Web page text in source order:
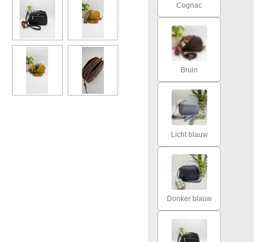
Cognac
Bruin
Licht blauw
Donker blauw